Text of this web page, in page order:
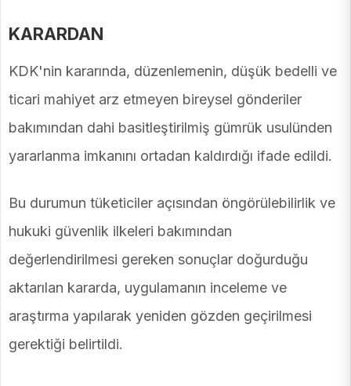
KARARDAN
KDK'nin kararında, düzenlemenin, düşük bedelli ve
ticari mahiyet arz etmeyen bireysel gönderiler
bakımından dahi basitleştirilmiş gümrük usulünden
yararlanma imkanını ortadan kaldırdığı ifade edildi.
Bu durumun tüketiciler açısından öngörülebilirlik ve
hukuki güvenlik ilkeleri bakımından
değerlendirilmesi gereken sonuçlar doğurduğu
aktarılan kararda, uygulamanın inceleme ve
araştırma yapılarak yeniden gözden geçirilmesi
gerektiği belirtildi.